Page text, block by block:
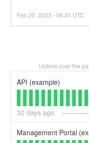
Feb20 ,2023 -06:31 UTC
Uptime over the
API (example)
30 days ago